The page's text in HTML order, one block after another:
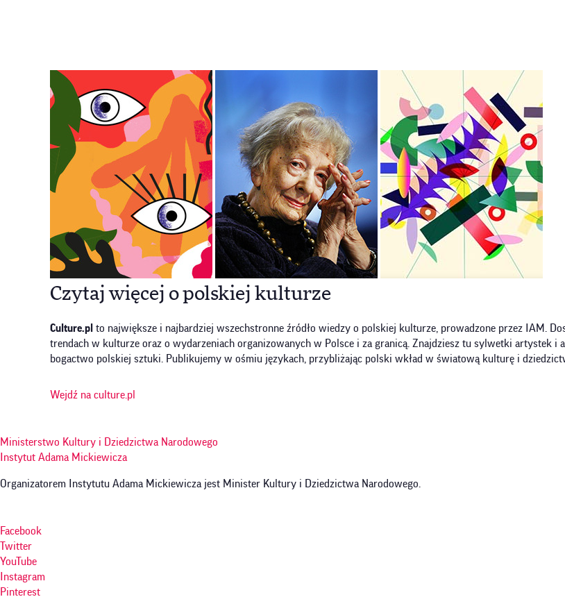
Czytaj więcej o polskiej kulturze
Culture.pl to największe i najbardziej wszechstronne źródło wiedzy o polskiej kulturze, prowadzone przez IAM.
trendach w kulturze oraz o wydarzeniach organizowanych w Polsce i za granicą. Znajdziesz tu sylwetki artystek i
bogactwo polskiej sztuki. Publikujemy w ośmiu językach, przybliżając polski wkład w światową kulturę i
Wejdź na culture.pl
Ministerstwo Kultury i Dziedzictwa Narodowego
Instytut Adama Mickiewicza
Organizatorem Instytutu Adama Mickiewicza jest Minister Kultury i Dziedzictwa Narodowego.
Facebook
Twitter
YouTube
Instagram
Pinterest